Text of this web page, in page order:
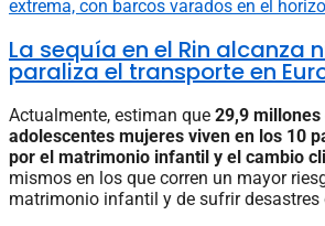
La sequía en el Rin alcanza
paraliza el transporte en
Actualmente, estiman que 29,9 millones
adolescentes mujeres viven en los 10
por el matrimonio infantil y el cambio
mismos en los que corren un mayor
matrimonio infantil y de sufrir desastres